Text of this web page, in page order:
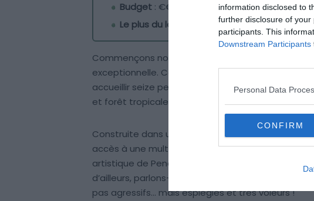
information disclosed to
further disclosure of your
participants. This
Downstream Participants
Personal Data
CONFIRM
Budget : €€€€
Le plus du logement
: sa piscine à
Commençons notre sélection des locations
exceptionnelle. Cette villa démesurée
accueillir seize personnes. Elles se partageront la
et forêt tropicale.
Construite dans un style luxueux mais traditionnel
accès à une multitude de services dont un
artistique de Penestanan et la
d’ailleurs, parlons-en : encore plus répandus que
pas agressifs… mais espiègles et très voleurs !